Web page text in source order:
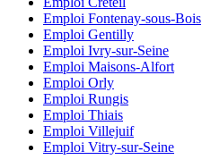
Emploi Fontenay-sous-Bois
Emploi Gentilly
Emploi Ivry-sur-Seine
Emploi Maisons-Alfort
Emploi Orly
Emploi Rungis
Emploi Thiais
Emploi Villejuif
Emploi Vitry-sur-Seine